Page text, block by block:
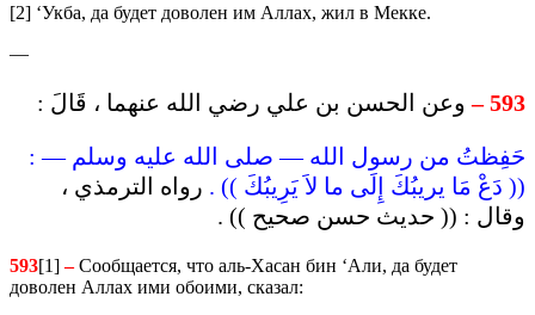
[2] ‘Укба, да будет доволен им Аллах, жил в Мекке.
—
593 – وعن الحسن بن علي رضي الله عنهما ، قَالَ :
حَفِظتُ من رسول الله — صلى الله عليه وسلم — :
(( دَعْ مَا يريبُكَ إِلَى ما لاَ يَرِيبُكَ )) . رواه الترمذي ،
وقال : (( حديث حسن صحيح )) .
593[1] –Сообщается, что аль-Хасан бин ‘Али, да будет
доволен Аллах ими обоими, сказал: